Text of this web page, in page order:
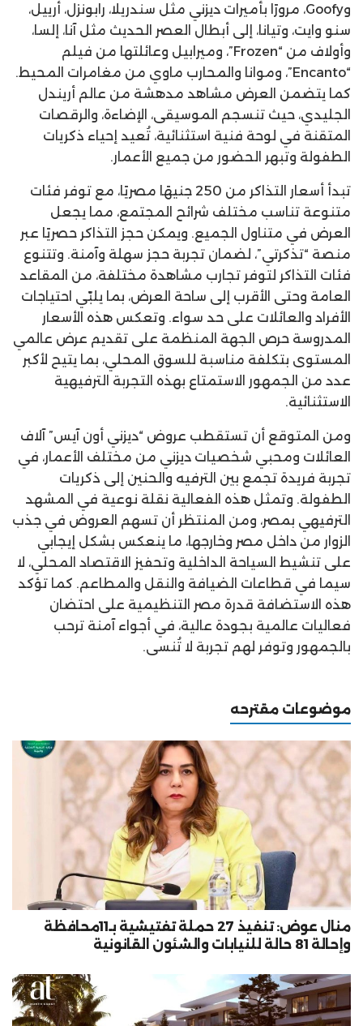
وGoofy، مرورًا بأميرات ديزني مثل سندريلا، رابونزل، أرييل،
سنو وايت، وتيانا، إلى أبطال العصر الحديث مثل آنا، إلسا،
وأولاف من “Frozen”، وميرابيل وعائلتها من فيلم
“Encanto”، وموانا والمحارب ماوي من مغامرات المحيط.
كما يتضمن العرض مشاهد مدهشة من عالم أريندل
الجليدي، حيث تنسجم الموسيقى، الإضاءة، والرقصات
المتقنة في لوحة فنية استثنائية، تُعيد إحياء ذكريات
الطفولة وتبهر الحضور من جميع الأعمار.
تبدأ أسعار التذاكر من 250 جنيهًا مصريًا، مع توفر فئات
متنوعة تناسب مختلف شرائح المجتمع، مما يجعل
العرض في متناول الجميع. ويمكن حجز التذاكر حصريًا عبر
منصة “تذكرتي”، لضمان تجربة حجز سهلة وآمنة. وتتنوع
فئات التذاكر لتوفر تجارب مشاهدة مختلفة، من المقاعد
العامة وحتى الأقرب إلى ساحة العرض، بما يلبّي احتياجات
الأفراد والعائلات على حد سواء. وتعكس هذه الأسعار
المدروسة حرص الجهة المنظمة على تقديم عرض عالمي
المستوى بتكلفة مناسبة للسوق المحلي، بما يتيح لأكبر
عدد من الجمهور الاستمتاع بهذه التجربة الترفيهية
الاستثنائية.
ومن المتوقع أن تستقطب عروض “ديزني أون آيس” آلاف
العائلات ومحبي شخصيات ديزني من مختلف الأعمار، في
تجربة فريدة تجمع بين الترفيه والحنين إلى ذكريات
الطفولة. وتمثل هذه الفعالية نقلة نوعية في المشهد
الترفيهي بمصر، ومن المنتظر أن تسهم العروض في جذب
الزوار من داخل مصر وخارجها، ما ينعكس بشكل إيجابي
على تنشيط السياحة الداخلية وتحفيز الاقتصاد المحلي، لا
سيما في قطاعات الضيافة والنقل والمطاعم. كما تؤكد
هذه الاستضافة قدرة مصر التنظيمية على احتضان
فعاليات عالمية بجودة عالية، في أجواء آمنة ترحب
بالجمهور وتوفر لهم تجربة لا تُنسى.
موضوعات مقترحه
منال عوض: تنفيذ 27 حملة تفتيشية بـ11محافظة
وإحالة 81 حالة للنيابات والشئون القانونية